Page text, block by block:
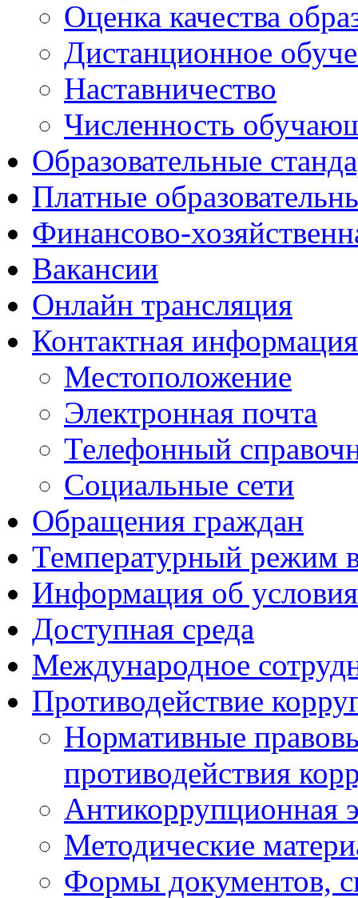
Оценка качества
Дистанционное
Наставничество
Численность
Образовательные
Платные
Финансово-
Вакансии
Онлайн трансляция
Контактная информация
Местоположение
Электронная почта
Телефонный
Социальные сети
Обращения граждан
Температурный режим
Информация об
Доступная среда
Международное
Противодействие
Нормативные
противодействия
Антикоррупционная
Методические
Формы документов,